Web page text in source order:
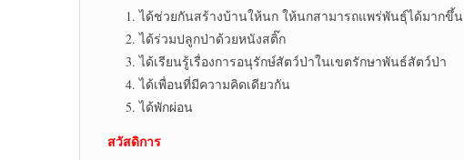
ได้ช่วยกันสร้างบ้านให้นก ให้นกสามารถแพร่พันธุ์ได้มากขึ้น
ได้ร่วมปลูกป่าด้วยหนังสติ๊ก
ได้เรียนรู้เรื่องการอนุรักษ์สัตว์ป่าในเขตรักษาพันธ์สัตว์ป่า
ได้เพื่อนที่มีความคิดเดียวกัน
ได้พักผ่อน
สวัสดิการ